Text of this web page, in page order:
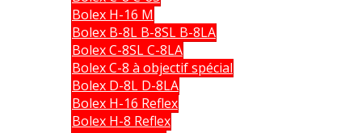
Bolex H-16 M
Bolex B-8L B-8SL B-8LA
Bolex C-8SL C-8LA
Bolex C-8 à objectif spécial
Bolex D-8L D-8LA
Bolex H-16 Reflex
Bolex H-8 Reflex